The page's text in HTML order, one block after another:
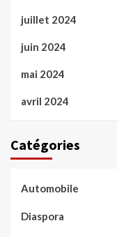
juillet 2024
juin 2024
mai 2024
avril 2024
Catégories
Automobile
Diaspora